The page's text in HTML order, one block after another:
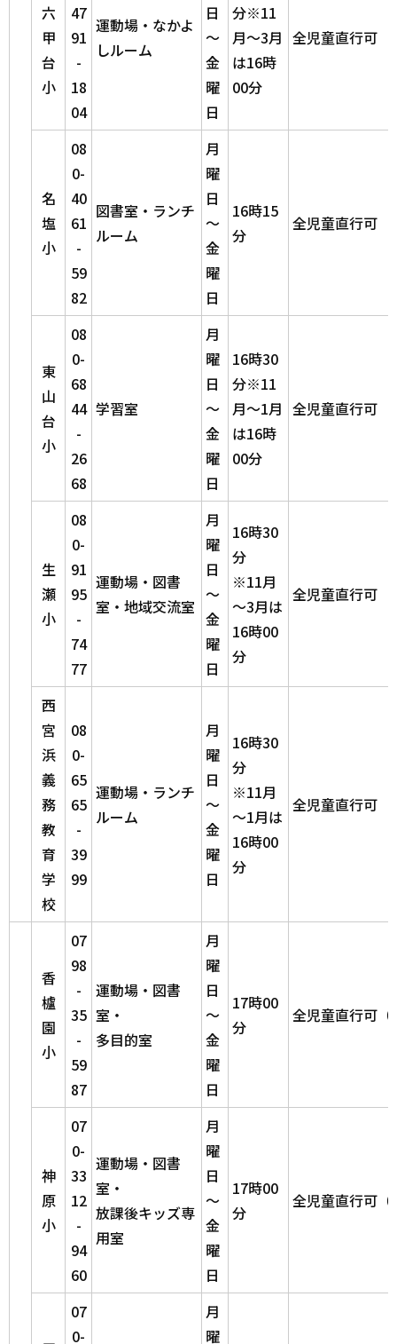
六
甲
台
小
47
91
-
18
04
運動場・なかよ
しルーム
日
～
金
曜
日
分※11
月～3月
は16時
00分
全児童直行可
名
塩
小
08
0-
40
61
-
59
82
図書室・ランチ
ルーム
月
曜
日
～
金
曜
日
16時15
分
全児童直行可
東
山
台
小
08
0-
68
44
-
26
68
学習室
月
曜
日
～
金
曜
日
16時30
分※11
月～1月
は16時
00分
全児童直行可
生
瀬
小
08
0-
91
95
-
74
77
運動場・図書
室・地域交流室
月
曜
日
～
金
曜
日
16時30
分
※11月
～3月は
16時00
分
全児童直行可
西
宮
浜
義
務
教
育
学
校
08
0-
65
65
-
39
99
運動場・ランチ
ルーム
月
曜
日
～
金
曜
日
16時30
分
※11月
～1月は
16時00
分
全児童直行可
香
櫨
園
小
07
98
-
35
-
59
87
運動場・図書
室・
多目的室
月
曜
日
～
金
曜
日
17時00
分
全児童直行可（
神
原
小
07
0-
33
12
-
94
60
運動場・図書
室・
放課後キッズ専
用室
月
曜
日
～
金
曜
日
17時00
分
全児童直行可（
07
0-
月
曜